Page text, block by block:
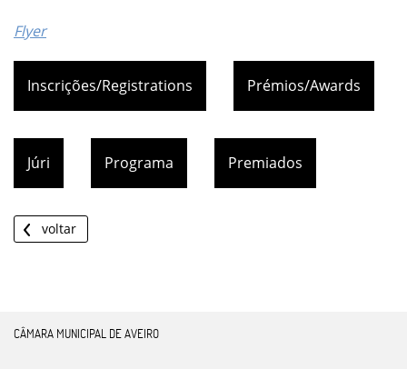
Flyer
Inscrições/Registrations Prémios/Awards
Júri Programa Premiados
voltar
CÂMARA MUNICIPAL DE AVEIRO